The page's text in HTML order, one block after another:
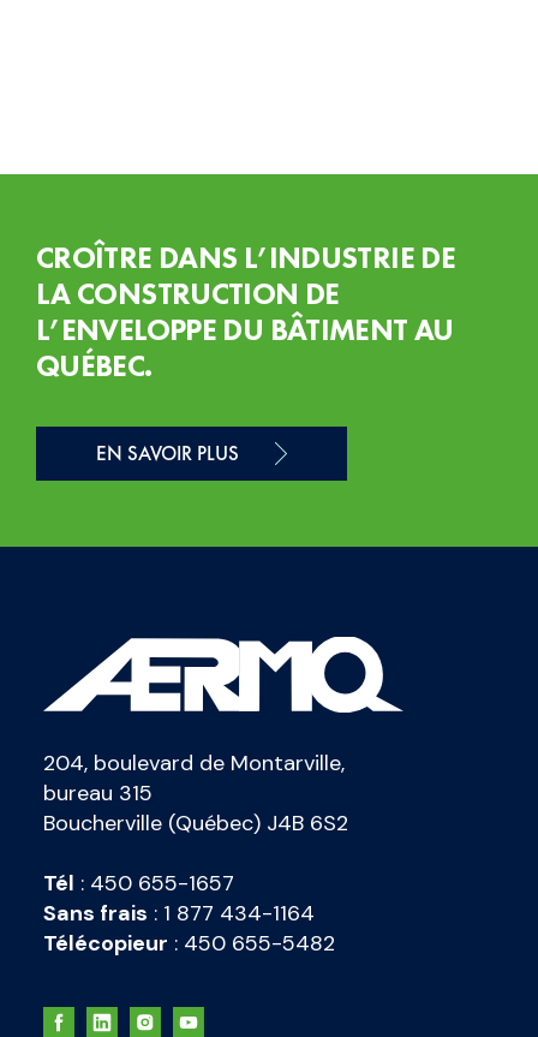
CROÎTRE DANS L’INDUSTRIE DE
LA CONSTRUCTION DE
L’ENVELOPPE DU BÂTIMENT AU
QUÉBEC.
EN SAVOIR PLUS
204, boulevard de Montarville,
bureau 315
Boucherville (Québec) J4B 6S2
Tél : 450 655-1657
Sans frais : 1 877 434-1164
Télécopieur : 450 655-5482